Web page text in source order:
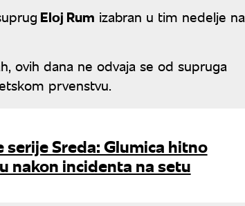
Eloj Rum izabran u tim nedelje na
ovih dana ne odvaja se od supruga
prvenstvu.
Sreda: Glumica hitno
nakon incidenta na setu